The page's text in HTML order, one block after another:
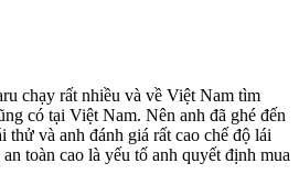
chạy rất nhiều và về Việt Nam tìm
có tại Việt Nam. Nên anh đã ghé đến
thử và anh đánh giá rất cao chế độ lái
toàn cao là yếu tố anh quyết định mua